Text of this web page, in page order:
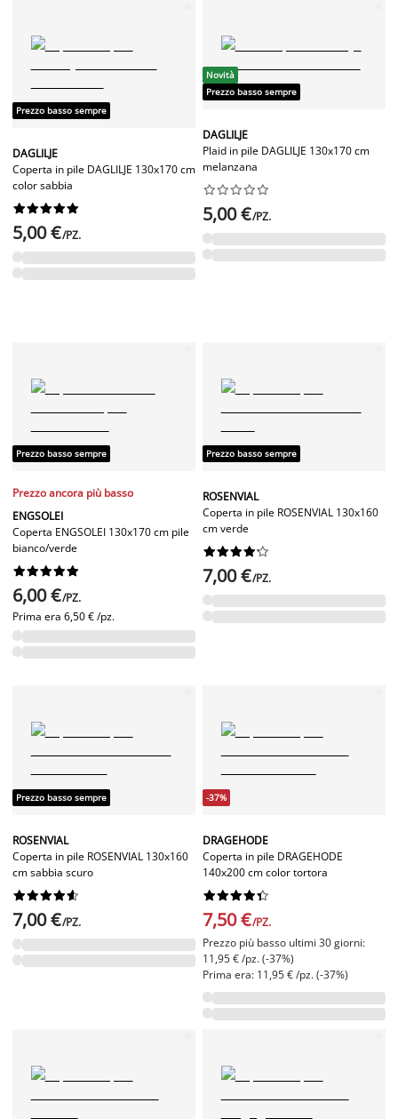
Prezzo basso sempre
DAGLILJE
Coperta in pile DAGLILJE 130x170 cm
color sabbia






5,00 €/PZ.
Novità
Prezzo basso sempre
DAGLILJE
Plaid in pile DAGLILJE 130x170 cm
melanzana






5,00 €/PZ.
Prezzo basso sempre
Prezzo ancora più basso
ENGSOLEI
Coperta ENGSOLEI 130x170 cm pile
bianco/verde






6,00 €/PZ.
Prima era 6,50 € /pz.
Prezzo basso sempre
ROSENVIAL
Coperta in pile ROSENVIAL 130x160
cm verde






7,00 €/PZ.
Prezzo basso sempre
ROSENVIAL
Coperta in pile ROSENVIAL 130x160
cm sabbia scuro






7,00 €/PZ.
-37%
DRAGEHODE
Coperta in pile DRAGEHODE
140x200 cm color tortora






7,50 €/PZ.
Prezzo più basso ultimi 30 giorni:
11,95 € /pz. (-37%)
Prima era: 11,95 € /pz. (-37%)